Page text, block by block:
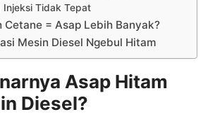
Injeksi Tidak Tepat
Cetane = Asap Lebih Banyak?
Mesin Diesel Ngebul Hitam
Asap Hitam
Diesel?